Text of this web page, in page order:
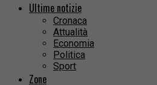
Ultime notizie
Cronaca
Attualità
Economia
Politica
Sport
Zone